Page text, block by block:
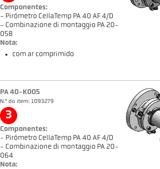
Componentes:
- Pirómetro CellaTemp PA 40 AF 4/D
- Combinazione di montaggio PA 20-
058
Nota:
com ar comprimido
PA 40-K005
N.º do item: 1093279
3
Componentes:
- Pirómetro CellaTemp PA 40 AF 4/D
- Combinazione di montaggio PA 20-
064
Nota: